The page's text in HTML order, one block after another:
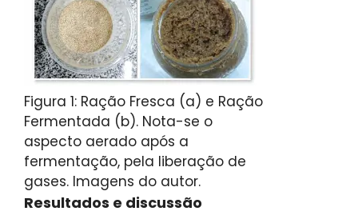
Figura 1: Ração Fresca (a) e Ração
Fermentada (b). Nota-se o
aspecto aerado após a
fermentação, pela liberação de
gases. Imagens do autor.
Resultados e discussão